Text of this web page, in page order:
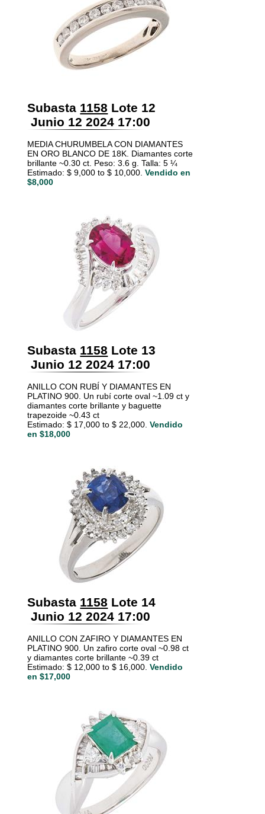
Subasta 1158 Lote 12
Junio 12 2024 17:00
MEDIA CHURUMBELA CON DIAMANTES
EN ORO BLANCO DE 18K. Diamantes corte
brillante ~0.30 ct. Peso: 3.6 g. Talla: 5 ¼
Estimado: $ 9,000 to $ 10,000. Vendido en
$8,000
Subasta 1158 Lote 13
Junio 12 2024 17:00
ANILLO CON RUBÍ Y DIAMANTES EN
PLATINO 900. Un rubí corte oval ~1.09 ct y
diamantes corte brillante y baguette
trapezoide ~0.43 ct
Estimado: $ 17,000 to $ 22,000. Vendido
en $18,000
Subasta 1158 Lote 14
Junio 12 2024 17:00
ANILLO CON ZAFIRO Y DIAMANTES EN
PLATINO 900. Un zafiro corte oval ~0.98 ct
y diamantes corte brillante ~0.39 ct
Estimado: $ 12,000 to $ 16,000. Vendido
en $17,000